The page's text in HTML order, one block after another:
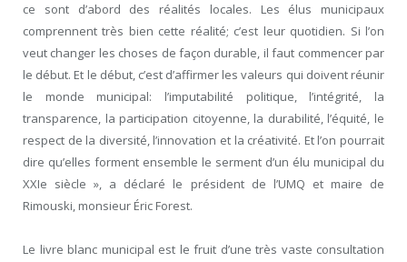
ce sont d’abord des réalités locales. Les élus municipaux
comprennent très bien cette réalité; c’est leur quotidien. Si l’on
veut changer les choses de façon durable, il faut commencer par
le début. Et le début, c’est d’affirmer les valeurs qui doivent réunir
le monde municipal: l’imputabilité politique, l’intégrité, la
transparence, la participation citoyenne, la durabilité, l’équité, le
respect de la diversité, l’innovation et la créativité. Et l’on pourrait
dire qu’elles forment ensemble le serment d’un élu municipal du
XXIe siècle », a déclaré le président de l’UMQ et maire de
Rimouski, monsieur Éric Forest.
Le livre blanc municipal est le fruit d’une très vaste consultation